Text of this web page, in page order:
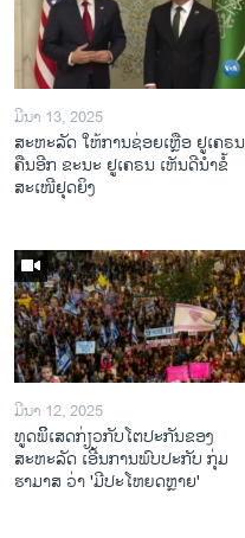
ມີນາ 13, 2025
ສະຫະລັດ ໃຫ້ການຊ່ອຍເຫຼືອ ຢູເຄຣນ
ຄືນອີກ ຂະນະ ຢູເຄຣນ ເຫັນດີນຳຂໍ້
ສະເໜີຢຸດຍິງ
ມີນາ 12, 2025
ທູດພິິເສດກ່ຽວກັບໂຕປະກັນຂອງ
ສະຫະລັດ ເອີ້ນການພົບປະກັບ ກຸ່ມ
ຮາມາສ ວ່າ 'ມີປະໂຫຍດຫຼາຍ'